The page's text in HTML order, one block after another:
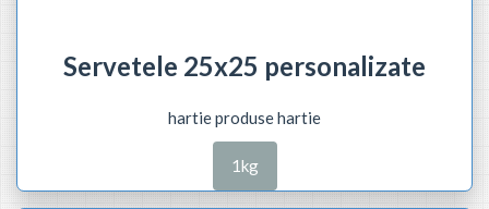
Servetele 25x25 personalizate
hartie produse hartie
1kg